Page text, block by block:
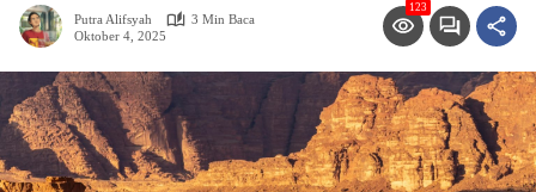
Putra Alifsyah
3 Min Baca
Oktober 4, 2025
123